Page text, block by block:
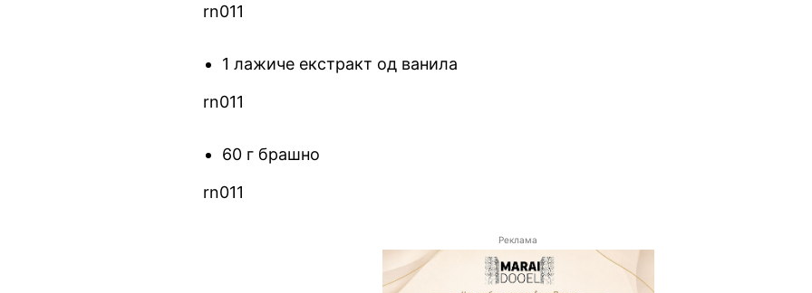
rn011
1 лажиче екстракт од ванила
rn011
60 г брашно
rn011
Реклама